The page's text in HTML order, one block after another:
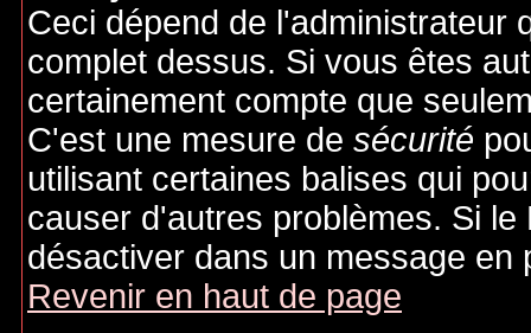
Ceci dépend de l'administrateur
complet dessus. Si vous êtes
certainement compte que
C'est une mesure de sécurité
utilisant certaines balises qui
causer d'autres problèmes. Si
désactiver dans un message
Revenir en haut de page